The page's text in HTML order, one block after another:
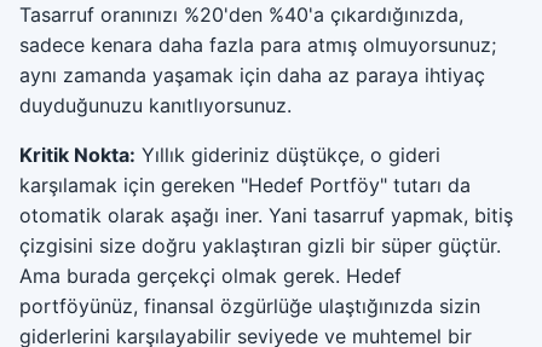
Tasarruf oranınızı %20'den %40'a çıkardığınızda,
sadece kenara daha fazla para atmış olmuyorsunuz;
aynı zamanda yaşamak için daha az paraya ihtiyaç
duyduğunuzu kanıtlıyorsunuz.
Kritik Nokta: Yıllık gideriniz düştükçe, o gideri
karşılamak için gereken "Hedef Portföy" tutarı da
otomatik olarak aşağı iner. Yani tasarruf yapmak, bitiş
çizgisini size doğru yaklaştıran gizli bir süper güçtür.
Ama burada gerçekçi olmak gerek. Hedef
portföyünüz, finansal özgürlüğe ulaştığınızda sizin
giderlerini karşılayabilir seviyede ve muhtemel bir